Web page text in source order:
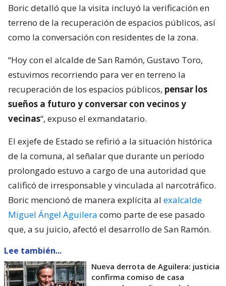
Boric detalló que la visita incluyó la verificación en
terreno de la recuperación de espacios públicos, así
como la conversación con residentes de la zona.
“Hoy con el alcalde de San Ramón, Gustavo Toro,
estuvimos recorriendo para ver en terreno la
recuperación de los espacios públicos, pensar los
sueños a futuro y conversar con vecinos y
vecinas“, expuso el exmandatario.
El exjefe de Estado se refirió a la situación histórica
de la comuna, al señalar que durante un período
prolongado estuvo a cargo de una autoridad que
calificó de irresponsable y vinculada al narcotráfico.
Boric mencionó de manera explícita al exalcalde
Miguel Ángel Aguilera como parte de ese pasado
que, a su juicio, afectó el desarrollo de San Ramón.
Lee también...
Nueva derrota de Aguilera: justicia
confirma comiso de casa